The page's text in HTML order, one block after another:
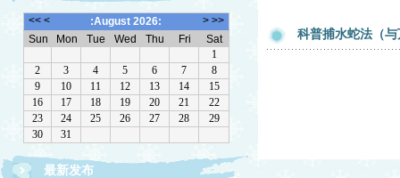
最新发布
科普捕水蛇法（